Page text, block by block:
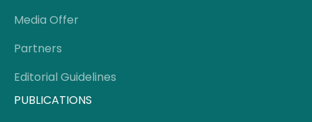
Media Offer
Partners
Editorial Guidelines
PUBLICATIONS